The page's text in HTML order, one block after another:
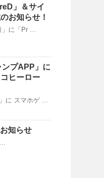
」＆サイ
お知らせ！
」に「Pr …
プAPP」に
ヒーロー
に スマホゲ …
知らせ
…